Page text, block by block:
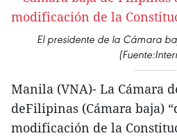
El presidente de la Cámara
Manila (VNA)- La Cámara
deFilipinas (Cámara baja)
modificación de la